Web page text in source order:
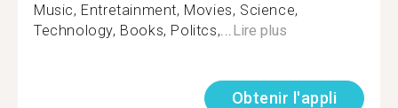
Music, Entretainment, Movies, Science,
Technology, Books, Politcs,...Lire plus
Obtenir l'appli